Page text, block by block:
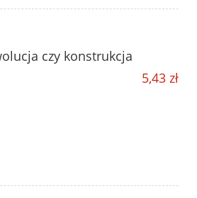
czy konstrukcja
5,43 zł